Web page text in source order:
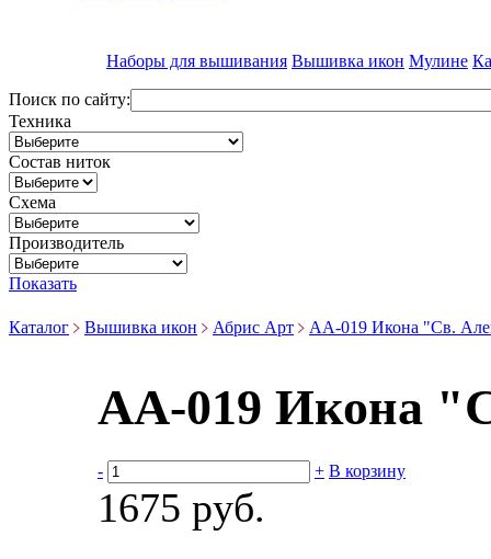
Наборы для вышивания Вышивка икон Мулине
Поиск по сайту:
Техника
Состав ниток
Схема
Производитель
Показать
Каталог Вышивка икон Абрис Арт АА-019 Икона "Св.
АА-019 Икона
- + В корзину
1675 руб.